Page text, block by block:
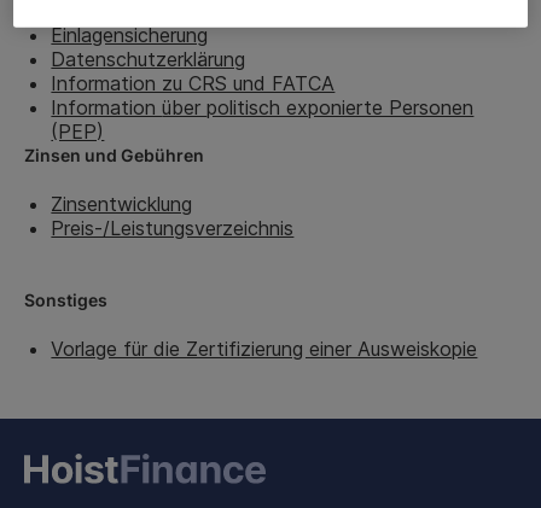
Einlagensicherung
Datenschutzerklärung
Information zu CRS und FATCA
Informationüberpolitisch exponierte Personen
(PEP)
Zinsen und Gebühren
Zinsentwicklung
Preis-/Leistungsverzeichnis
Sonstiges
Vorlage für die Zertifizierung einer Ausweiskopie